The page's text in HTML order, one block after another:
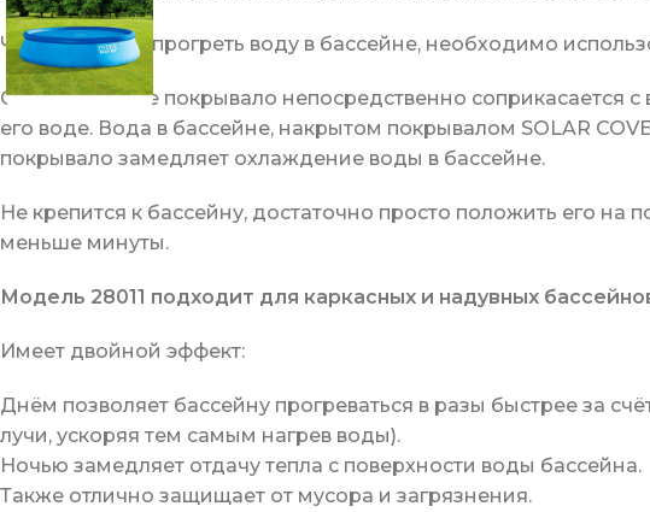
Чтобы быстро прогреть воду в бассейне, необходимо
Обогревающее покрывало непосредственно соприкасается с
его воде. Вода в бассейне, накрытом покрывалом SOLAR
покрывало замедляет охлаждение воды в бассейне.
Не крепится к бассейну, достаточно просто положить его
меньше минуты.
Модель 28011 подходит для каркасных и надувных
Имеет двойной эффект:
Днём позволяет бассейну прогреваться в разы быстрее за
лучи, ускоряя тем самым нагрев воды).
Ночью замедляет отдачу тепла с поверхности воды бассейна.
Также отлично защищает от мусора и загрязнения.